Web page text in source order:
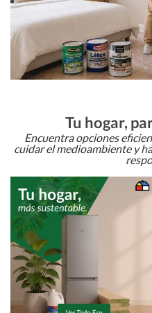
Tu hogar,
Encuentra opciones
cuidar el medioambiente y